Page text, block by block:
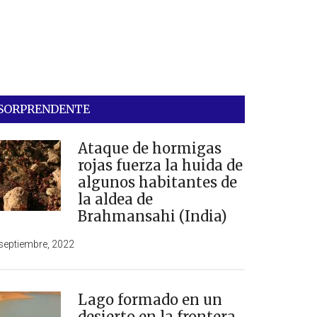
Ataque de hormigas
rojas fuerza la huida de
algunos habitantes de
la aldea de
Brahmansahi (India)
2022
Lago formado en un